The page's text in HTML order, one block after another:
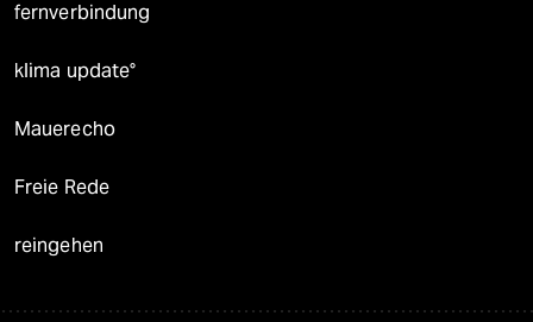
fernverbindung
klima update°
Mauerecho
Freie Rede
reingehen